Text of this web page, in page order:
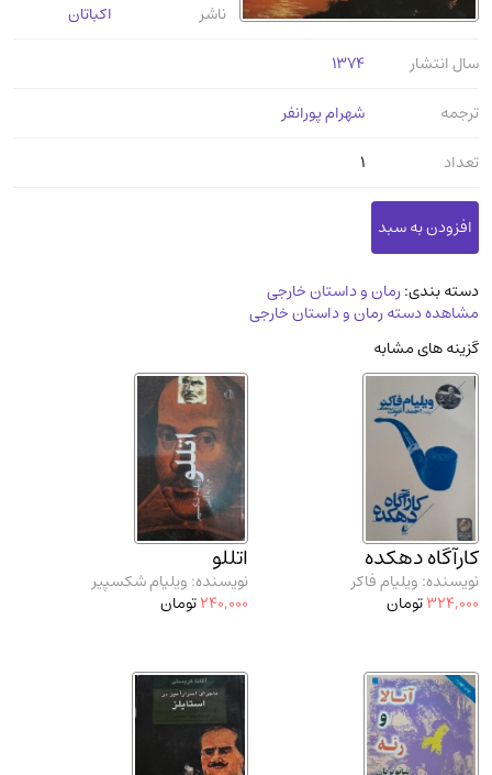
علوم غریبه و شهودی(16)
معماری، عمران و شهرسازی
کتاب های قدیمی دینی و مذهبی
طراحی هنر و نقاشی و مجسمه سازی
زندگینامه شهدا
کتاب چاپ سنگی و کتاب خطی قدیمی
استخدامی و کاریابی دولتی و خصوصی.سوالـات
و آزمونها
آموزشی و کنکوری
مدرسان شریف و انتشارت ارشد کتاب‌های..(2)
دانشگاه پیامـ نور
ناشر
اکباتان
سال انتشار
1374
ترجمه
شهرام پورانفر
تعداد
1
دسته بندی:رمان و داستان خارجی
مشاهده دسته رمان و داستان خارجی
گزینه های مشابه
کارآگاه دهکده
نویسنده: ویلیام فاکر
324,000تومان
اتللو
نویسنده: ویلیام شکسپیر
240,000تومان